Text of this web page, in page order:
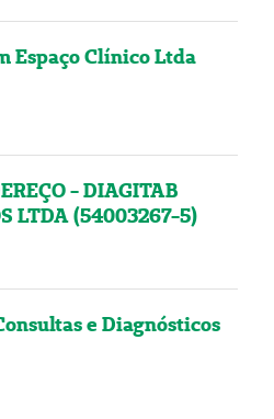
Espaço Clínico Ltda
- DIAGITAB
LTDA (54003267-5)
e Diagnósticos